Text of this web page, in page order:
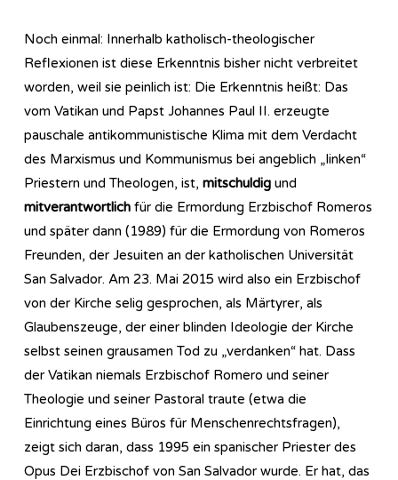
Noch einmal: Innerhalb katholisch-theologischer
Reflexionen ist diese Erkenntnis bisher nicht verbreitet
worden, weil sie peinlich ist: Die Erkenntnis heißt: Das
vom Vatikan und Papst Johannes Paul II. erzeugte
pauschale antikommunistische Klima mit dem Verdacht
des Marxismus und Kommunismus bei angeblich „linken“
Priestern und Theologen, ist, mitschuldig und
mitverantwortlich für die Ermordung Erzbischof Romeros
und später dann (1989) für die Ermordung von Romeros
Freunden, der Jesuiten an der katholischen Universität
San Salvador. Am 23. Mai 2015 wird also ein Erzbischof
von der Kirche selig gesprochen, als Märtyrer, als
Glaubenszeuge, der einer blinden Ideologie der Kirche
selbst seinen grausamen Tod zu „verdanken“ hat. Dass
der Vatikan niemals Erzbischof Romero und seiner
Theologie und seiner Pastoral traute (etwa die
Einrichtung eines Büros für Menschenrechtsfragen),
zeigt sich daran, dass 1995 ein spanischer Priester des
Opus Dei Erzbischof von San Salvador wurde. Er hat, das